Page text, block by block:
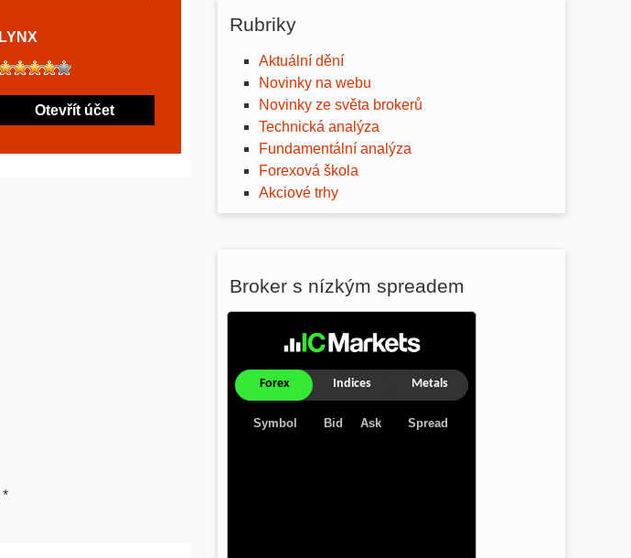
LYNX
Otevřít účet
*
Rubriky
Aktuální dění
Novinky na webu
Novinky ze světa brokerů
Technická analýza
Fundamentální analýza
Forexová škola
Akciové trhy
Broker s nízkým spreadem